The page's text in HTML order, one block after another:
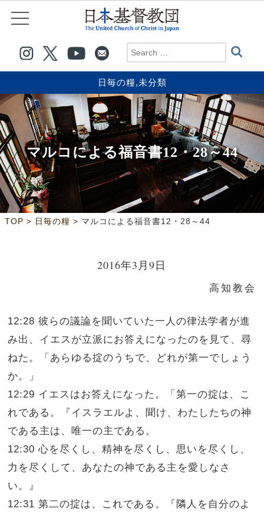
日毎の糧,未分類
マルコによる福音書12・28～44
TOP > 日毎の糧 > マルコによる福音書12・28～44
2016年3月9日
高知教会
12:28 彼らの議論を聞いていた一人の律法学者が進
み出、イエスが立派にお答えになったのを見て、尋
ねた。「あらゆる掟のうちで、どれが第一でしょう
か。」
12:29 イエスはお答えになった。「第一の掟は、こ
れである。『イスラエルよ、聞け、わたしたちの神
である主は、唯一の主である。
12:30 心を尽くし、精神を尽くし、思いを尽くし、
力を尽くして、あなたの神である主を愛しなさ
い。』
12:31 第二の掟は、これである。『隣人を自分のよ